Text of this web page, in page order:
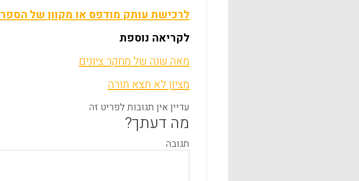
לרכישת עותק מודפס או מקוון של הספר
לקריאה נוספת
מאה שנה של מחקר ציונים
מציוּן לא תצא תורה
עדיין אין תגובות לפריט זה
מה דעתך?
תגובה